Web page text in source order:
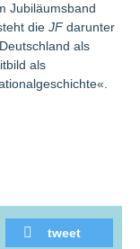
Jubiläumsband
die JF darunter
als
als
tweet